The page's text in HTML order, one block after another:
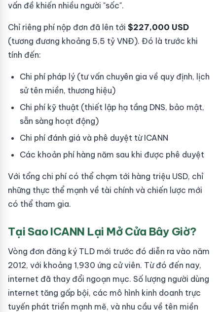
vấn đề khiến nhiều người "sốc".
Chỉ riêng phí nộp đơn đã lên tới $227,000 USD
(tương đương khoảng 5,5 tỷ VNĐ). Đó là trước khi
tính đến:
Chi phí pháp lý (tư vấn chuyên gia về quy định, lịch
sử tên miền, thương hiệu)
Chi phí kỹ thuật (thiết lập hạ tầng DNS, bảo mật,
sẵn sàng hoạt động)
Chi phí đánh giá và phê duyệt từ ICANN
Các khoản phí hàng năm sau khi được phê duyệt
Với tổng chi phí có thể chạm tới hàng triệu USD, chỉ
những thực thể mạnh về tài chính và chiến lược mới
có thể tham gia.
Tại Sao ICANN Lại Mở Cửa Bây Giờ?
Vòng đơn đăng ký TLD mới trước đó diễn ra vào năm
2012, với khoảng 1,930 ứng cử viên. Từ đó đến nay,
internet đã thay đổi ngoạn mục. Số lượng người dùng
internet tăng gấp bội, các mô hình kinh doanh trực
tuyến phát triển mạnh mẽ, và nhu cầu về tên miền